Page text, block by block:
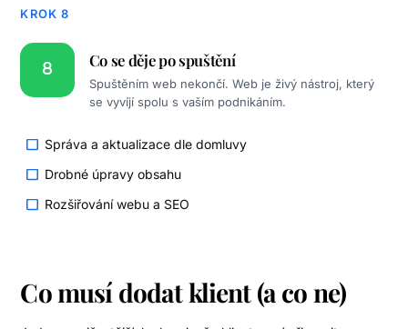
KROK 8
Co se děje po spuštění
Spuštěním web nekončí. Web je živý nástroj, který
se vyvíjí spolu s vaším podnikáním.
Správa a aktualizace dle domluvy
Drobné úpravy obsahu
Rozšiřování webu a SEO
Co musí dodat klient (a co ne)